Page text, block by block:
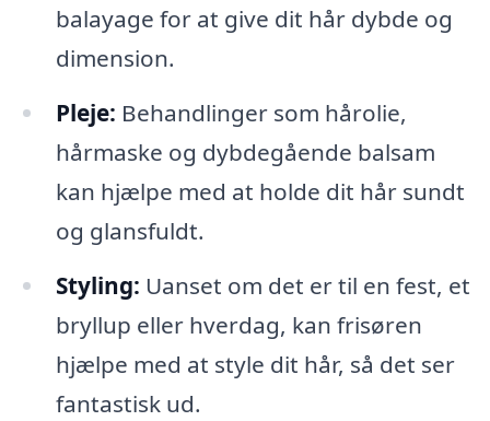
balayage for at give dit hår dybde og
dimension.
Pleje: Behandlinger som hårolie,
hårmaske og dybdegående balsam
kan hjælpe med at holde dit hår sundt
og glansfuldt.
Styling: Uanset om det er til en fest, et
bryllup eller hverdag, kan frisøren
hjælpe med at style dit hår, så det ser
fantastisk ud.